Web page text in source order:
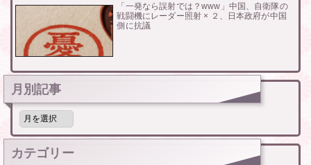
「一発なら誤射では？www」中国、自衛隊の
戦闘機にレーダー照射 × ２、日本政府が中国
側に抗議
月別記事
月
記
事
カテゴリー